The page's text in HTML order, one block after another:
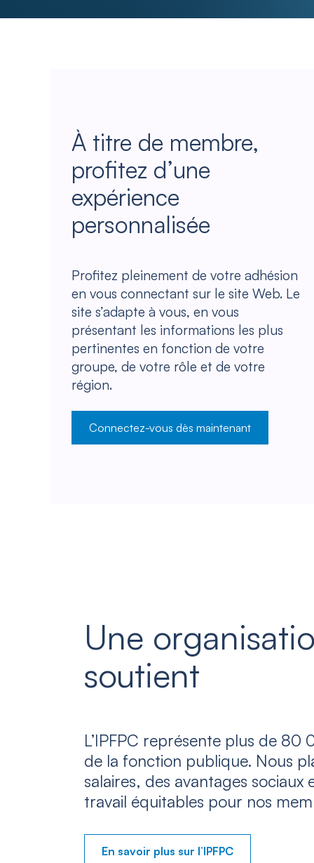
À titre de membre,
profitez d’une
expérience
personnalisée
Profitez pleinement de votre adhésion
en vous connectant sur le site Web. Le
site s’adapte à vous, en vous
présentant les informations les plus
pertinentes en fonction de votre
groupe, de votre rôle et de votre
région.
Connectez-vous dès maintenant
Une
soutient
L’IPFPC représente plus de 80
de la fonction publique. Nous
salaires, des avantages sociaux
travail équitables pour nos
En savoir plus sur l’IPFPC